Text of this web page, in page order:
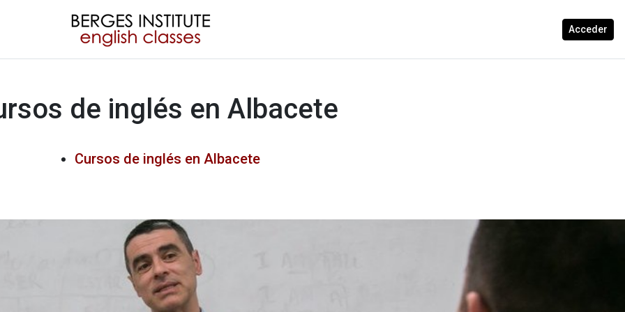
Acceder
de inglés en Albacete
Cursos de inglés en Albacete